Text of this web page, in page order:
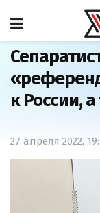
Главная
к России,
27 апреля 2022,